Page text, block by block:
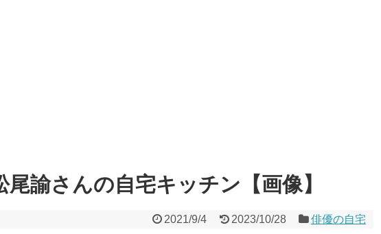
尾諭さんの自宅キッチン【画像】
2021/9/4 2023/10/28 俳優の自宅